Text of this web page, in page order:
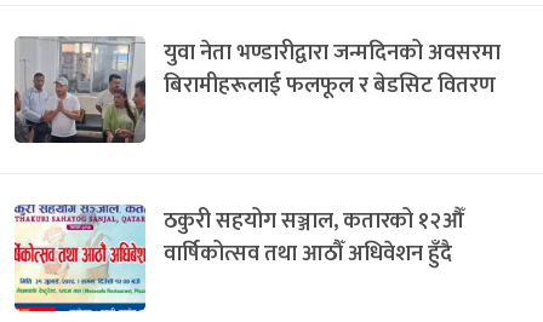
युवा नेता भण्डारीद्वारा जन्मदिनको अवसरमा
बिरामीहरूलाई फलफूल र बेडसिट वितरण
ठकुरी सहयोग सञ्जाल, कतारको १२औँ
वार्षिकोत्सव तथा आठौँ अधिवेशन हुँदै